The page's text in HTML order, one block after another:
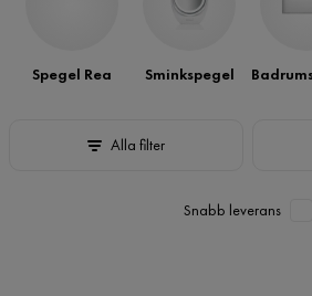
Spegel Rea Sminkspegel
Alla filter
Snabb leverans